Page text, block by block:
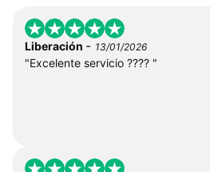
Liberación - 13/01/2026
"Excelente servicio ???? "